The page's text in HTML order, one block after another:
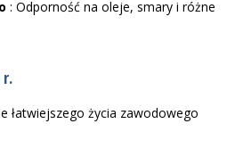
: Odporność na oleje, smary i różne
r.
łatwiejszego życia zawodowego